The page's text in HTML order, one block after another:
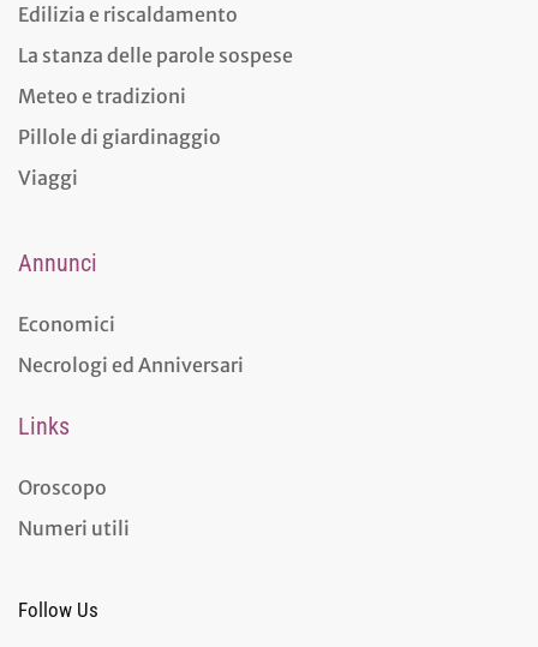
Edilizia e riscaldamento
La stanza delle parole sospese
Meteo e tradizioni
Pillole di giardinaggio
Viaggi
Annunci
Economici
Necrologi ed Anniversari
Links
Oroscopo
Numeri utili
Follow Us